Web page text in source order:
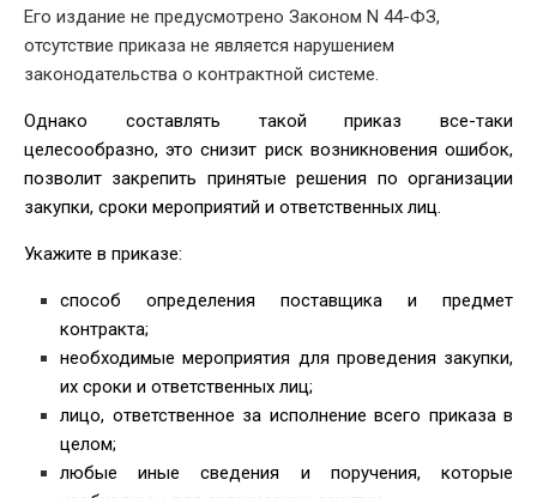
Его издание не предусмотрено Законом N 44-ФЗ,
отсутствие приказа не является нарушением
законодательства о контрактной системе.
Однако составлять такой приказ все-таки
целесообразно, это снизит риск возникновения ошибок,
позволит закрепить принятые решения по организации
закупки, сроки мероприятий и ответственных лиц.
Укажите в приказе:
способ определения поставщика и предмет
контракта;
необходимые мероприятия для проведения закупки,
их сроки и ответственных лиц;
лицо, ответственное за исполнение всего приказа в
целом;
любые иные сведения и поручения, которые